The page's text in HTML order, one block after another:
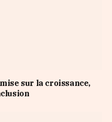
sur la croissance,